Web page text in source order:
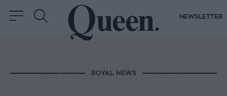
NEWSLETTER
ROYAL NEWS